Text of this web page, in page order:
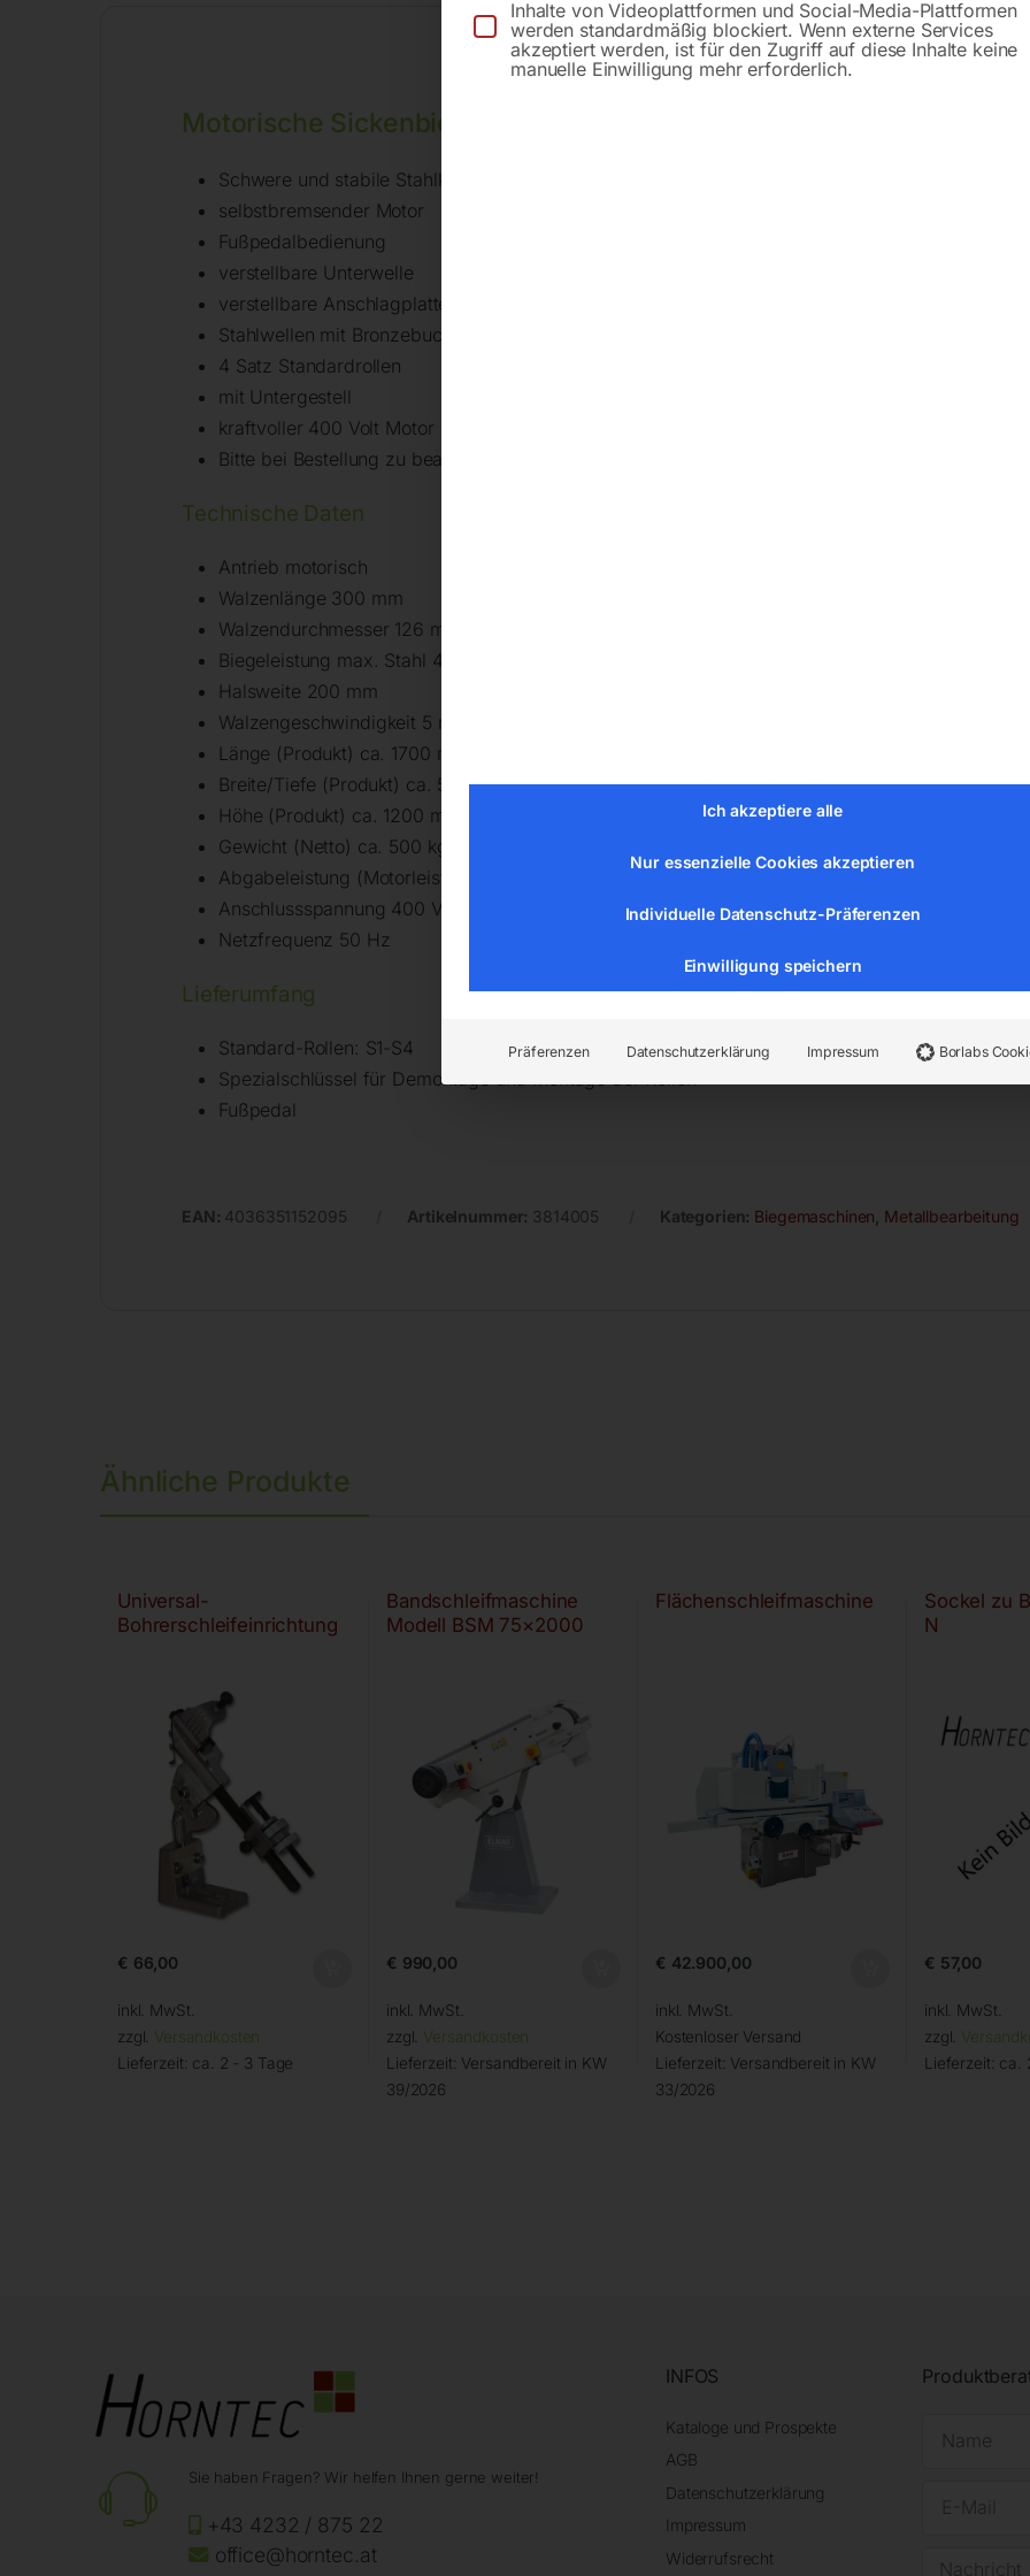
Motorische Sickenbiegemaschine SBM 300-40 E
Schwere und stabile Stahlkonstruktion
selbstbremsender Motor
Fußpedalbedienung
verstellbare Unterwelle
verstellbare Anschlagplatte
Stahlwellen mit Bronzebuchsen montiert
4 Satz Standardrollen
mit Untergestell
kraftvoller 400 Volt Motor
Bitte bei Bestellung zu bearbeitende Materialart angeben!
Technische Daten
Antrieb motorisch
Walzenlänge 300 mm
Walzendurchmesser 126 mm
Biegeleistung max. Stahl 400 N/mm² 4 mm
Halsweite 200 mm
Walzengeschwindigkeit 5 m/min
Länge (Produkt) ca. 1700 mm
Breite/Tiefe (Produkt) ca. 570 mm
Höhe (Produkt) ca. 1200 mm
Gewicht (Netto) ca. 500 kg
Abgabeleistung (Motorleistung) 2,2 kW
Anschlussspannung 400 V
Netzfrequenz 50 Hz
Lieferumfang
Standard-Rollen: S1-S4
Spezialschlüssel für Demontage und Montage der Rollen
Fußpedal
EAN: 4036351152095 Artikelnummer: 3814005 Kategorien: Biegemaschinen Metallbearbeitung
Ähnliche Produkte
Universal-
Bohrerschleifeinrichtung
€ 66,00
inkl. MwSt.
zzgl. Versandkosten
Lieferzeit: ca. 2 - 3 Tage
Bandschleifmaschine
Modell BSM 75×2000
€ 990,00
inkl. MwSt.
zzgl. Versandkosten
Lieferzeit: Versandbereit in KW
39/2026
Flächenschleifmaschine
€ 42.900,00
inkl. MwSt.
Kostenloser Versand
Lieferzeit: Versandbereit in KW
33/2026
Sockel zu
N
€ 57,00
inkl. MwSt.
zzgl.
Lieferzeit: ca.
Sie haben Fragen? Wir helfen Ihnen gerne weiter!
+43 4232 / 875 22
office@horntec.at
INFOS
Kataloge und Prospekte
AGB
Datenschutzerklärung
Impressum
Widerrufsrecht
Inhalte von Videoplattformen und Social-Media-Plattformen
werden standardmäßig blockiert. Wenn externe Services
akzeptiert werden, ist für den Zugriff auf diese Inhalte keine
manuelle Einwilligung mehr erforderlich.
Ich akzeptiere alle
Nur essenzielle Cookies akzeptieren
Individuelle Datenschutz-Präferenzen
Einwilligung speichern
Präferenzen Datenschutzerklärung Impressum Borlabs